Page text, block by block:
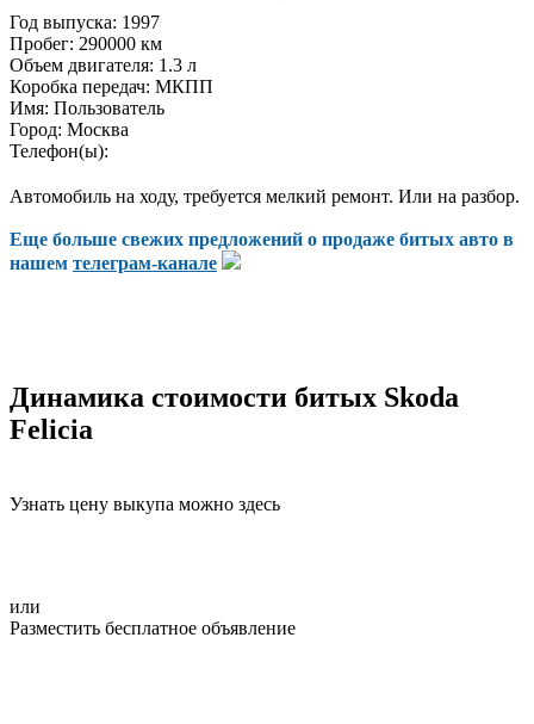
Год выпуска: 1997
Пробег: 290000 км
Объем двигателя: 1.3 л
Коробка передач: МКПП
Имя: Пользователь
Город: Москва
Телефон(ы):
Автомобиль на ходу, требуется мелкий ремонт. Или на разбор.
Еще больше свежих предложений о продаже битых авто в
нашем телеграм-канале
Динамика стоимости битых Skoda
Felicia
Узнать цену выкупа можно здесь
или
Разместить бесплатное объявление